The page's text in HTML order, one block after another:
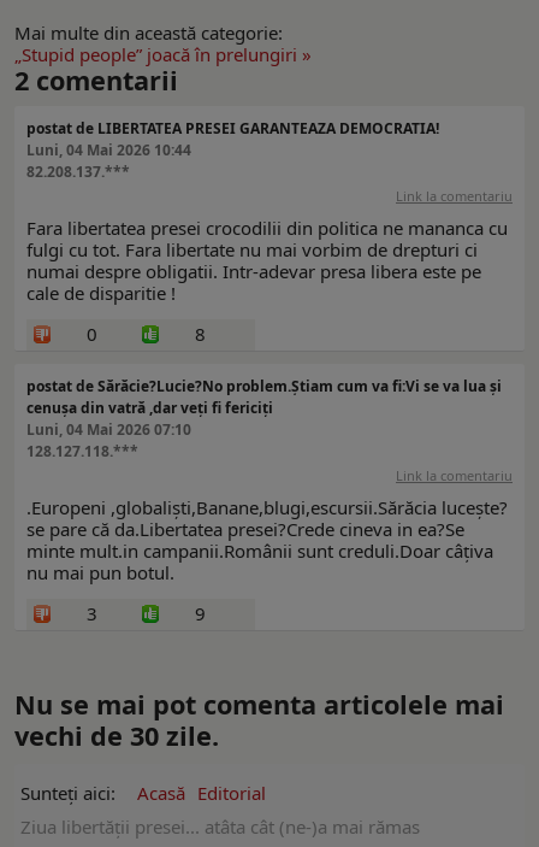
Mai multe din această categorie:
„Stupid people” joacă în prelungiri »
2 comentarii
postat de LIBERTATEA PRESEI GARANTEAZA DEMOCRATIA!
Luni, 04 Mai 2026 10:44
82.208.137.***
Link la comentariu
Fara libertatea presei crocodilii din politica ne mananca cu
fulgi cu tot. Fara libertate nu mai vorbim de drepturi ci
numai despre obligatii. Intr-adevar presa libera este pe
cale de disparitie !
0
8
postat de Sărăcie?Lucie?No problem.Știam cum va fi:Vi se va lua și
cenușa din vatră ,dar veți fi fericiți
Luni, 04 Mai 2026 07:10
128.127.118.***
Link la comentariu
.Europeni ,globaliști,Banane,blugi,escursii.Sărăcia lucește?
se pare că da.Libertatea presei?Crede cineva in ea?Se
minte mult.in campanii.Românii sunt creduli.Doar câțiva
nu mai pun botul.
3
9
Nu se mai pot comenta articolele mai
vechi de 30 zile.
Sunteți aici: Acasă Editorial
Ziua libertății presei... atâta cât (ne-)a mai rămas